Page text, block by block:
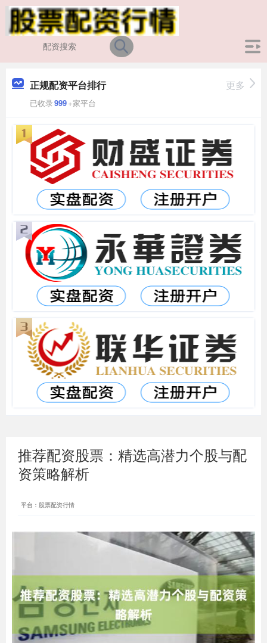
正规配资平台排行
已收录999+家平台
更多
推荐配资股票：精选高潜力个股与配
资策略解析
平台：股票配资行情